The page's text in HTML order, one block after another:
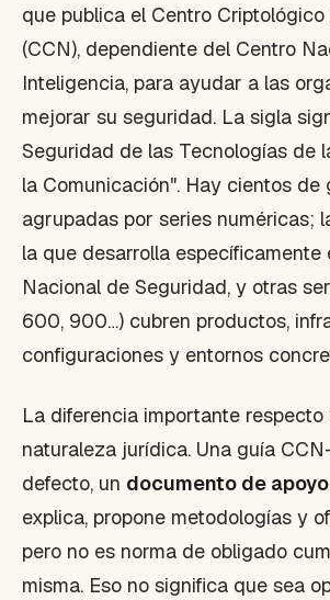
que publica el Centro
(CCN), dependiente del Centro
Inteligencia, para ayudar a las
mejorar su seguridad. La sigla
Seguridad de las Tecnologías de
la Comunicación". Hay cientos de
agrupadas por series numéricas;
la que desarrolla específicamente
Nacional de Seguridad, y otras
600, 900…) cubren productos,
configuraciones y entornos
La diferencia importante respecto
naturaleza jurídica. Una guía
defecto, un documento de apoyo
explica, propone metodologías y
pero no es norma de obligado
misma. Eso no significa que sea